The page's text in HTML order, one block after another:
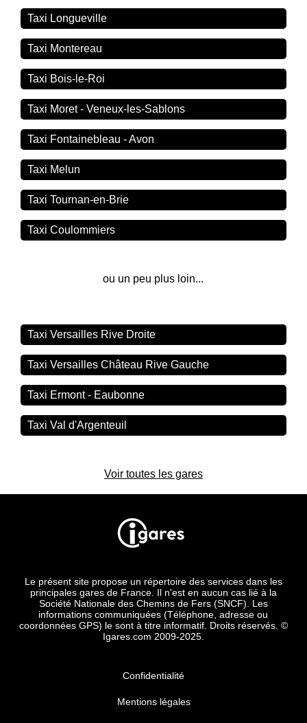
Taxi Longueville
Taxi Montereau
Taxi Bois-le-Roi
Taxi Moret - Veneux-les-Sablons
Taxi Fontainebleau - Avon
Taxi Melun
Taxi Tournan-en-Brie
Taxi Coulommiers
ou un peu plus loin...
Taxi Versailles Rive Droite
Taxi Versailles Château Rive Gauche
Taxi Ermont - Eaubonne
Taxi Val d'Argenteuil
Voir toutes les gares
Le présent site propose un répertoire des services dans les
principales gares de France. Il n'est en aucun cas lié à la
Société Nationale des Chemins de Fers (SNCF). Les
informations communiquées (Téléphone, adresse ou
coordonnées GPS) le sont à titre informatif. Droits réservés. ©
Igares.com 2009-2025.
Confidentialité
Mentions légales